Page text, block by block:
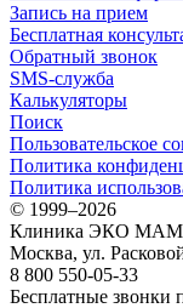
Запись на прием
Бесплатная
Обратный звонок
SMS-служба
Калькуляторы
Поиск
Пользовательское
Политика
Политика
© 1999–2026
Клиника ЭКО
Москва, ул.
8 800 550-05-33
Бесплатные звонки